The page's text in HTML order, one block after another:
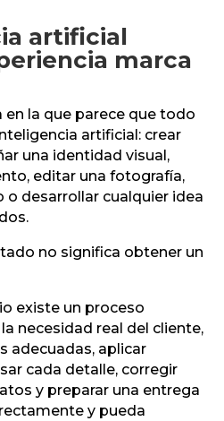
artificial
marca
en la que parece que todo
artificial: crear
una identidad visual,
editar una fotografía,
desarrollar cualquier idea
no significa obtener un
existe un proceso
necesidad real del cliente,
adecuadas, aplicar
cada detalle, corregir
y preparar una entrega
y pueda